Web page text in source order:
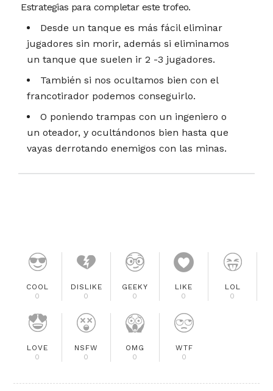
Estrategias para completar este trofeo.
Desde un tanque es más fácil eliminar
jugadores sin morir, además si eliminamos
un tanque que suelen ir 2 -3 jugadores.
También si nos ocultamos bien con el
francotirador podemos conseguirlo.
O poniendo trampas con un ingeniero o
un oteador, y ocultándonos bien hasta que
vayas derrotando enemigos con las minas.
COOL
0
DISLIKE
0
GEEKY
0
LIKE
0
LOL
0
LOVE
0
NSFW
0
OMG
0
WTF
0